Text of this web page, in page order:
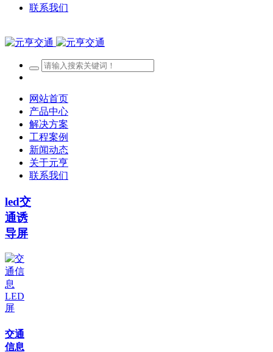
联系我们
网站首页
产品中心
解决方案
工程案例
新闻动态
关于元亨
联系我们
led交
通诱
导屏
交通
信息